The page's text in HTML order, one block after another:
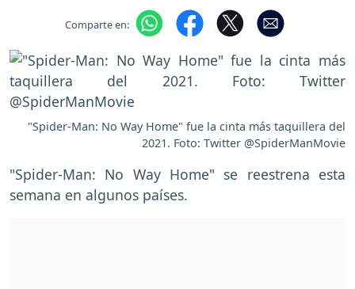
Comparte en:
"Spider-Man: No Way Home" fue la cinta más taquillera del
2021. Foto: Twitter @SpiderManMovie
"Spider-Man: No Way Home" se reestrena esta
semana en algunos países.